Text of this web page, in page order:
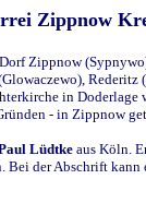
Zippnow
Zippnow
in Doderlage
- in Zippnow
Lüdtke aus Köln.
der Abschrift kann